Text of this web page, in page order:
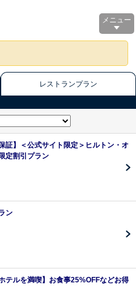
メニュー
レストランプラン
証】＜公式サイト限定＞ヒルトン・オ
定割引プラン
ン
テルを満喫】お食事25%OFFなどお得